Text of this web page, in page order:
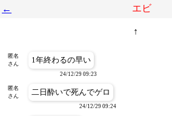
← エビ
↑
匿名
さん
1年終わるの早い
24/12/29 09:23
匿名
さん
二日酔いで死んでゲロ
24/12/29 09:24